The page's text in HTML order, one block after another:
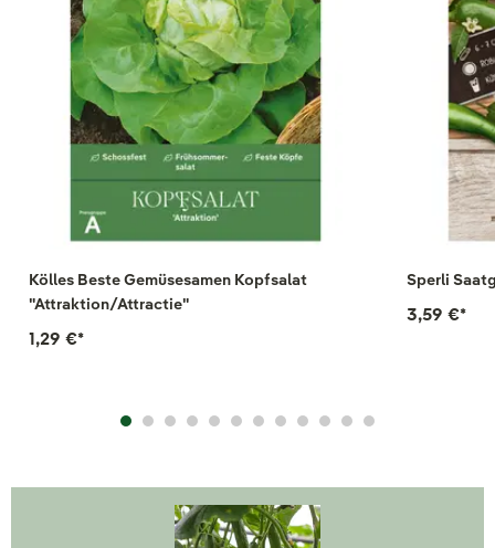
Kölles Beste Gemüsesamen Kopfsalat
"Attraktion/Attractie"
1,29 €*
Sperli
3,59 €*